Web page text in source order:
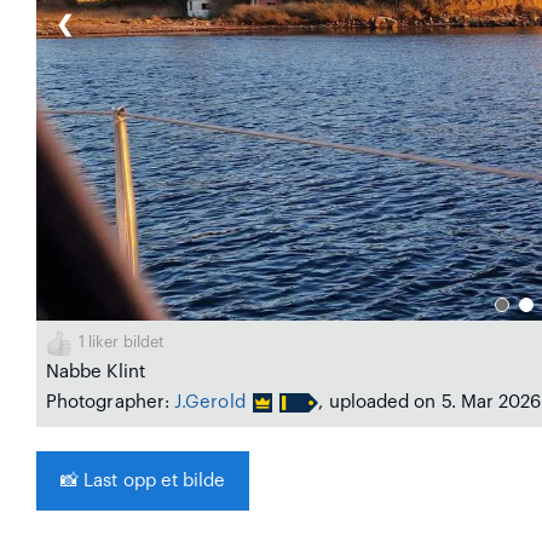
❮
1 liker bildet
Nabbe Klint
Photographer:J.Gerold , uploaded on 5. Mar 2026
📸 Last opp et bilde